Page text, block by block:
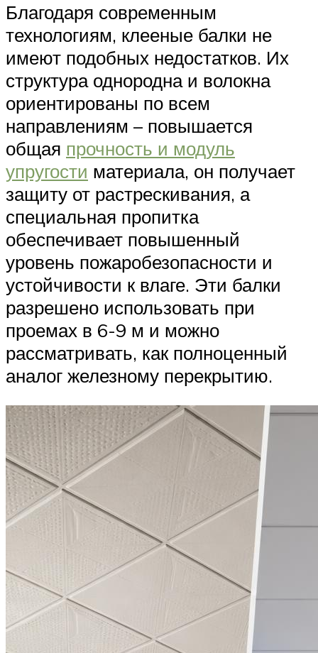
Благодаря современным
технологиям, клееные балки не
имеют подобных недостатков. Их
структура однородна и волокна
ориентированы по всем
направлениям – повышается
общая прочность и модуль
упругости материала, он получает
защиту от растрескивания, а
специальная пропитка
обеспечивает повышенный
уровень пожаробезопасности и
устойчивости к влаге. Эти балки
разрешено использовать при
проемах в 6-9 м и можно
рассматривать, как полноценный
аналог железному перекрытию.